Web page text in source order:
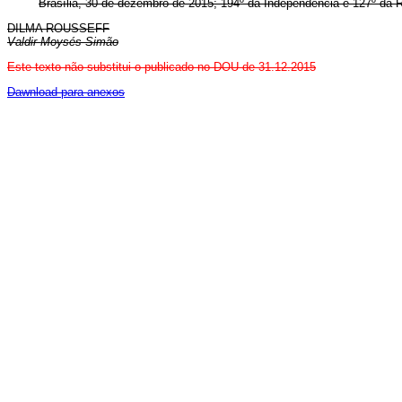
Brasília, 30 de dezembro de 2015; 194º da Independência e 127º da
DILMA ROUSSEFF
Valdir Moysés Simão
Este texto não substitui o publicado no DOU de 31.12.2015
Dawnload para anexos